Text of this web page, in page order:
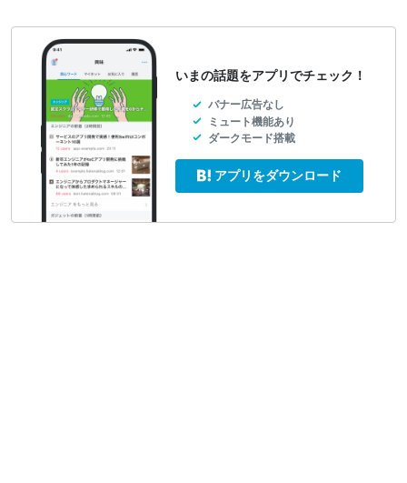
いまの話題をアプリでチェック！
バナー広告なし
ミュート機能あり
ダークモード搭載
アプリをダウンロード